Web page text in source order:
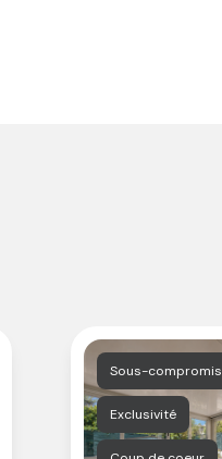
Sous-compromis
Exclusivité